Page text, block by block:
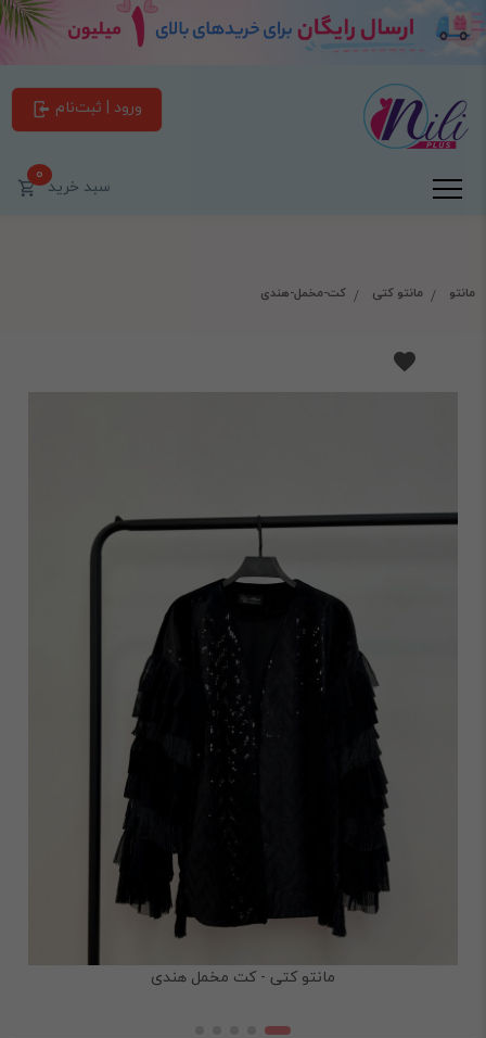
ورود | ثبت‌نام
سبد خرید0
مانتو مانتو کتی کت-مخمل-هندی
مانتو کتی - کت مخمل هندی